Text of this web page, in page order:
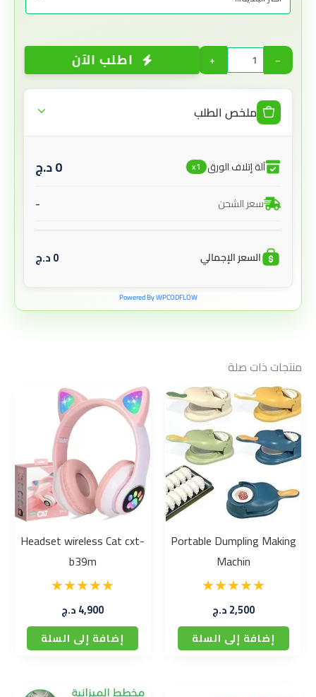
−
+ اطلب الآن
ملخص الطلب
آلة إتلاف الورق x1
0د.ج
سعر الشحن -
السعر الإجمالي 0د.ج
Powered By WPCODFLOW
منتجات ذات صلة
Portable Dumpling Making
Machin
2,500د.ج
إضافة إلى السلة
Headset wireless Cat cxt-
b39m
4,900د.ج
إضافة إلى السلة
السعر السعر